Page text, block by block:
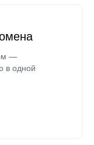
—
в одной